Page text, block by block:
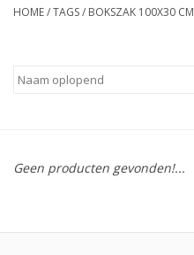
Kantoor & Medisch
Contact
HOME/TAGS/ BOKSZAK 100X30 CM
Geen producten gevonden!...